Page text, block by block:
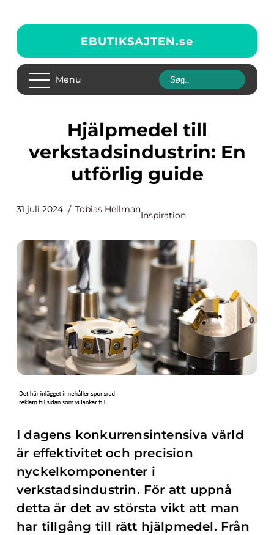
EBUTIKSAJTEN.se
Menu
Hjälpmedel till
verkstadsindustrin: En
utförlig guide
31 juli 2024 Tobias Hellman
Inspiration
I dagens konkurrensintensiva värld
är effektivitet och precision
nyckelkomponenter i
verkstadsindustrin. För att uppnå
detta är det av största vikt att man
har tillgång till rätt hjälpmedel. Från